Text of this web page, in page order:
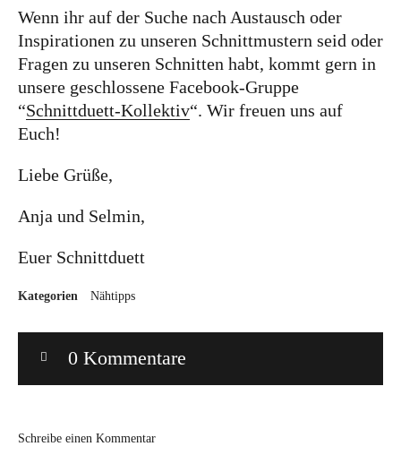
Wenn ihr auf der Suche nach Austausch oder
Inspirationen zu unseren Schnittmustern seid oder
Fragen zu unseren Schnitten habt, kommt gern in
unsere geschlossene Facebook-Gruppe
“Schnittduett-Kollektiv“. Wir freuen uns auf
Euch!
Liebe Grüße,
Anja und Selmin,
Euer Schnittduett
Kategorien Nähtipps
0 Kommentare
Schreibe einen Kommentar